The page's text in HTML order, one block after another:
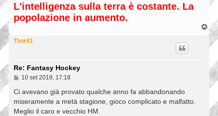
L'intelligenza sulla terra è costante. La
popolazione in aumento.
T
o
Thor41
Re: Fantasy Hockey
M
s
s
a
g
10 set 2019, 17:18
Ci avevano già provato qualche anno fa abbandonando
miseramente a metà stagione, gioco complicato e malfatto.
Meglio il caro e vecchio HM.